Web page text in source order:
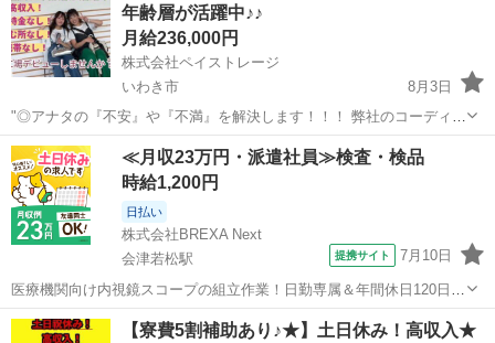
年齢層が活躍中♪♪
月給236,000円
株式会社ペイストレージ
いわき市
8月3日
"◎アナタの『不安』や『不満』を解決します！！！ 弊社のコーディネ
ーターが一人一人に徹底的に寄り添い一緒に解決していきます☆ お金
が『無い』 仕事が『無い』 住む家が『無い』 携帯が『無い』 ☆弊社
独自の支援サー...
福島 いわき市 軽作業 時給
≪月収23万円・派遣社員≫検査・検品
時給1,200円
日払い
株式会社BREXA Next
会津若松駅
提携サイト 7月10日
医療機関向け内視鏡スコープの組立作業！日勤専属＆年間休日120日
★◎20代～40代の男女活躍中！送迎あり！マイカー通勤OK◎無料駐車
場あり★日払いあり◎空調完備で快適作業！《福島県会津若松市》 人
福島 会津若松市 会津若松駅 その他
【寮費5割補助あり♪★】土日休み！高収入★